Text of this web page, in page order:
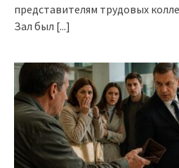
представителям трудовых
Зал был [...]